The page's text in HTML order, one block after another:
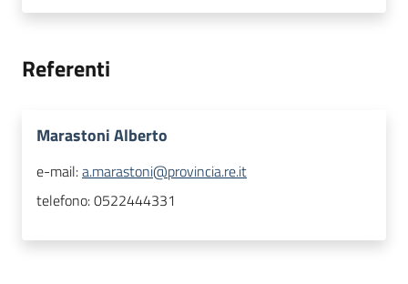
Referenti
Marastoni Alberto
e-mail:a.marastoni@provincia.re.it
telefono:0522444331